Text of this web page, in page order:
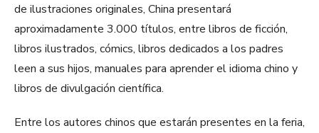
de ilustraciones originales, China presentará
aproximadamente 3.000 títulos, entre libros de ficción,
libros ilustrados, cómics, libros dedicados a los padres
leen a sus hijos, manuales para aprender el idioma chino y
libros de divulgación científica.
Entre los autores chinos que estarán presentes en la feria,